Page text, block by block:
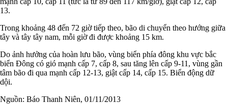
13.
Trong khoảng 48 đến 72 giờ tiếp theo, bão di chuyển theo hướng giữa
tây và tây tây nam, mỗi giờ đi được khoảng 15 km.
Do ảnh hưởng của hoàn lưu bão, vùng biển phía đông khu vực bắc
biển Đông có gió mạnh cấp 7, cấp 8, sau tăng lên cấp 9-11, vùng gần
tâm bão đi qua mạnh cấp 12-13, giật cấp 14, cấp 15. Biển động dữ
dội.
Nguồn: Báo Thanh Niên, 01/11/2013